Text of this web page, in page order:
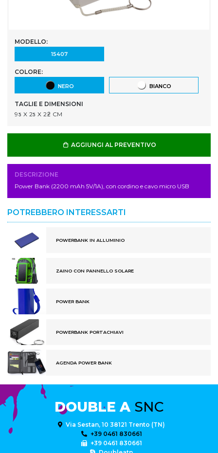
MODELLO:
15407
COLORE:
NERO BIANCO
TAGLIE E DIMENSIONI
9ƽ X 2ƽ X 2ƻ CM
AGGIUNGI AL PREVENTIVO
DESCRIZIONE
Power Bank (2200 mAh 5V/1A), con cordino e cavo micro USB
POTREBBERO INTERESSARTI
POWERBANK IN ALLUMINIO
ZAINO CON PANNELLO SOLARE
POWER BANK
POWERBANK PORTACHIAVI
AGENDA POWER BANK
DOUBLE A SNC
Via Sestan, 10 38121 Trento (TN)
+39 0461 830661
+39 0461 830661